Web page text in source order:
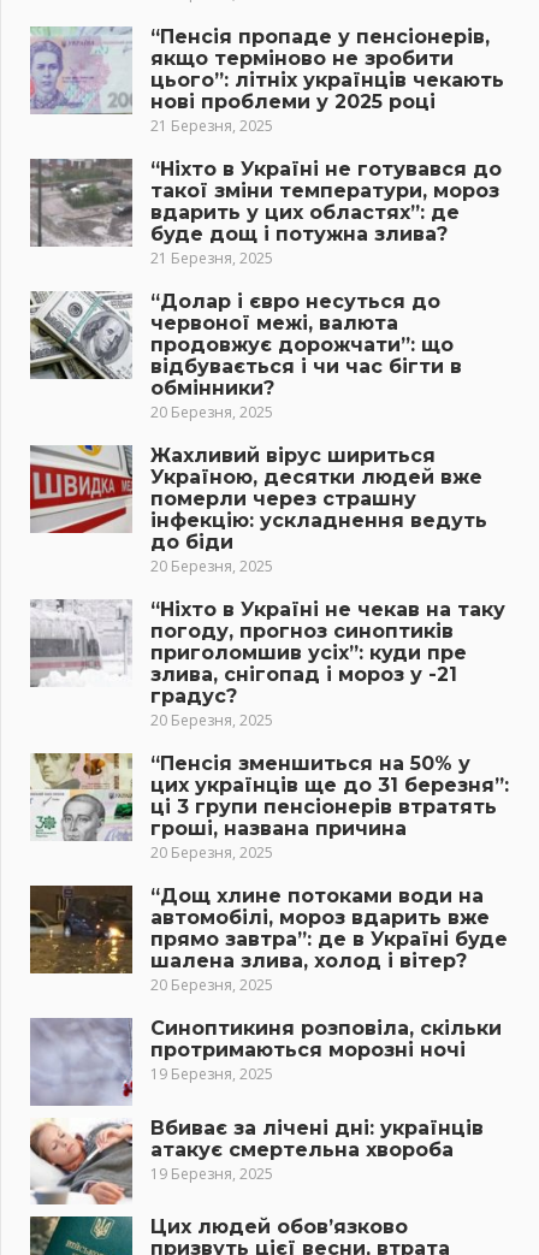
“Пенсія пропаде у пенсіонерів,
якщо терміново не зробити
цього”: літніх українців чекають
нові проблеми у 2025 році
21 Березня, 2025
“Ніхто в Україні не готувався до
такої зміни температури, мороз
вдарить у цих областях”: де
буде дощ і потужна злива?
21 Березня, 2025
“Долар і євро несуться до
червоної межі, валюта
продовжує дорожчати”: що
відбувається і чи час бігти в
обмінники?
20 Березня, 2025
Жахливий вірус шириться
Україною, десятки людей вже
померли через страшну
інфекцію: ускладнення ведуть
до біди
20 Березня, 2025
“Ніхто в Україні не чекав на таку
погоду, прогноз синоптиків
приголомшив усіх”: куди пре
злива, снігопад і мороз у -21
градус?
20 Березня, 2025
“Пенсія зменшиться на 50% у
цих українців ще до 31 березня”:
ці 3 групи пенсіонерів втратять
гроші, названа причина
20 Березня, 2025
“Дощ хлине потоками води на
автомобілі, мороз вдарить вже
прямо завтра”: де в Україні буде
шалена злива, холод і вітер?
20 Березня, 2025
Синоптикиня розповіла, скільки
протримаються морозні ночі
19 Березня, 2025
Вбиває за лічені дні: українців
атакує смертельна хвороба
19 Березня, 2025
Цих людей обов’язково
призвуть цієї весни, втрата